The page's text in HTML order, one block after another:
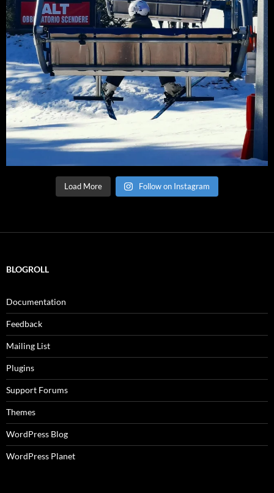
Load More Follow on Instagram
BLOGROLL
Documentation
Feedback
Mailing List
Plugins
Support Forums
Themes
WordPress Blog
WordPress Planet